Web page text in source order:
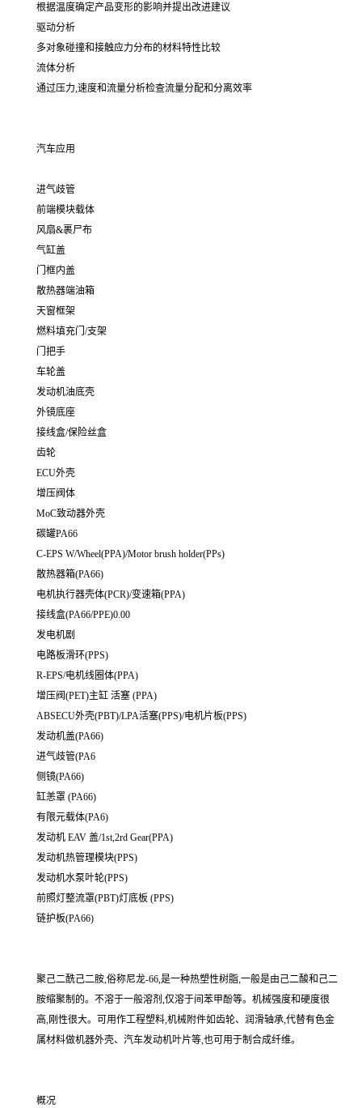
根据温度确定产品变形的影响并提出改进建议
驱动分析
多对象碰撞和接触应力分布的材料特性比较
流体分析
通过压力,速度和流量分析检查流量分配和分离效率
汽车应用
进气歧管
前端模块载体
风扇&裹尸布
气缸盖
门框内盖
散热器端油箱
天窗框架
燃料填充门/支架
门把手
车轮盖
发动机油底壳
外镜底座
接线盒/保险丝盒
齿轮
ECU外壳
增压阀体
MoC致动器外壳
碳罐PA66
C-EPS W/Wheel(PPA)/Motor brush holder(PPs)
散热器箱(PA66)
电机执行器壳体(PCR)/变速箱(PPA)
接线盒(PA66/PPE)0.00
发电机剧
电路板滑环(PPS)
R-EPS/电机线圈体(PPA)
增压阀(PET)主缸 活塞 (PPA)
ABSECU外壳(PBT)/LPA活塞(PPS)/电机片板(PPS)
发动机盖(PA66)
进气歧管(PA6
侧镜(PA66)
缸恙罩 (PA66)
有限元载体(PA6)
发动机 EAV 盖/1st,2rd Gear(PPA)
发动机热管理模块(PPS)
发动机水泵叶轮(PPS)
前照灯整流罩(PBT)灯底板 (PPS)
链护板(PA66)
聚己二酰己二胺,俗称尼龙-66,是一种热塑性树脂,一般是由己二酸和己二
胺缩聚制的。不溶于一般溶剂,仅溶于间苯甲酚等。机械强度和硬度很
高,刚性很大。可用作工程塑料,机械附件如齿轮、润滑轴承,代替有色金
属材料做机器外壳、汽车发动机叶片等,也可用于制合成纤维。
概况